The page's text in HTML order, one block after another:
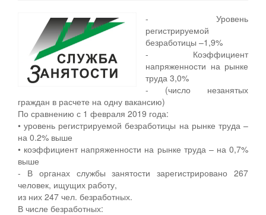
- Уровень
регистрируемой
безработицы –1,9%
- Коэффициент
напряженности на рынке
труда 3,0%
- (число незанятых
граждан в расчете на одну вакансию)
По сравнению с 1 февраля 2019 года:
• уровень регистрируемой безработицы на рынке труда –
на 0.2% выше
• коэффициент напряженности на рынке труда – на 0,7%
выше
- В органах службы занятости зарегистрировано 267
человек, ищущих работу,
из них 247 чел. безработных.
В числе безработных: